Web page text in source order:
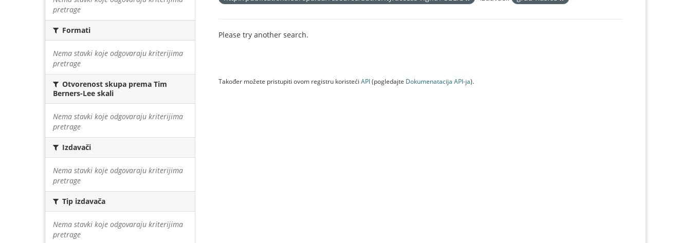
pretrage
Formati
Nema stavki koje odgovaraju kriterijima
pretrage
Otvorenost skupa prema Tim
Berners-Lee skali
Nema stavki koje odgovaraju kriterijima
pretrage
Izdavači
Nema stavki koje odgovaraju kriterijima
pretrage
Tip izdavača
Nema stavki koje odgovaraju kriterijima
pretrage
Please try another search.
Također možete pristupiti ovom registru koristeći API(pogledajte Dokumenаtаcijа API-jа).